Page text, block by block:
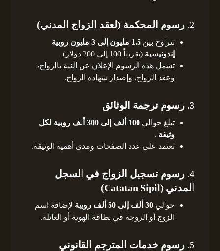
2. رسوم المحكمة (لعقد الزواج المدني)
تتراوح بين
1.5 مليون إلى 3 مليون روبية
إندونيسية(تقريباً 100 إلى 200 دولار).
تشمل هذه الرسوم الإعلان عن النية بالزواج،
وعقد الزواج، وإصدار شهادة الزواج.
3. رسوم ترجمة الوثائق
تبلغ حوالي
100 ألف إلى 300 ألف روبية لكل
وثيقة .
تعتمد على عدد الصفحات ومدى أهمية الوثيقة.
4. رسوم تسجيل الزواج في السجل
المدني (Catatan Sipil)
حوالي30 ألف إلى 50 ألف روبية
لإضافة اسم
الزوج أو الزوجة في بطاقة الهوية أو العائلة.
5. رسوم خدمات المترجم القانوني